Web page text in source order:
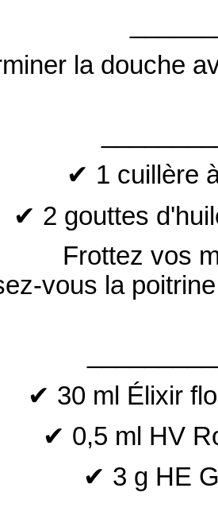
la douche
✔ 1 cuillère
✔ 2 gouttes
Frottez vos
vous la
✔ 30 ml Élixir
✔ 0,5 ml HV
✔ 3 g HE